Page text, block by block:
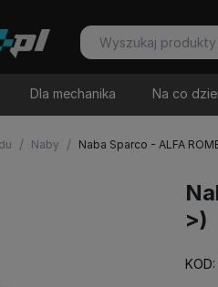
Dla mechanika Na co
/ Naby / Naba Sparco - ALFA
>)
KOD: